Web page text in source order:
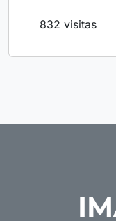
832 visitas